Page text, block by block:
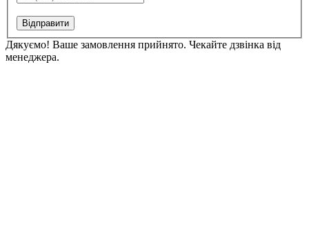
Відправити
Дякуємо! Ваше замовлення прийнято. Чекайте дзвінка від
менеджера.